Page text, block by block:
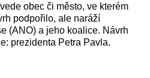
obec či město, ve kterém
podpořilo, ale naráží
(ANO) a jeho koalice. Návrh
prezidenta Petra Pavla.